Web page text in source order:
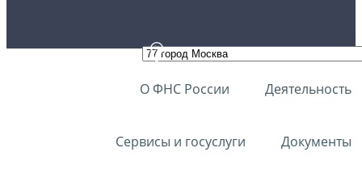
О ФНС России Деятельность
Сервисы и госуслуги Документы